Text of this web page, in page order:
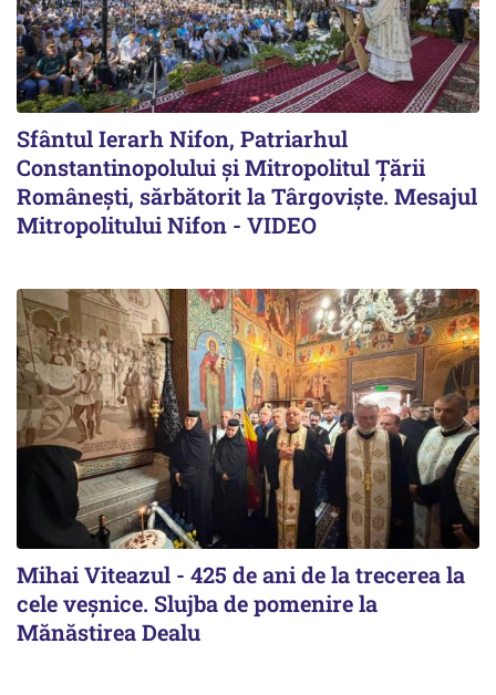
Sfântul Ierarh Nifon, Patriarhul
Constantinopolului și Mitropolitul Țării
Românești, sărbătorit la Târgoviște. Mesajul
Mitropolitului Nifon - VIDEO
Mihai Viteazul - 425 de ani de la trecerea la
cele veșnice. Slujba de pomenire la
Mănăstirea Dealu